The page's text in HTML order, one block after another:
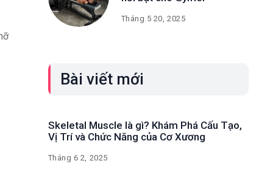
Tháng 5 20, 2025
Bài viết mới
Skeletal Muscle là gì? Khám Phá Cấu Tạo,
Vị Trí và Chức Năng của Cơ Xương
Tháng 6 2, 2025